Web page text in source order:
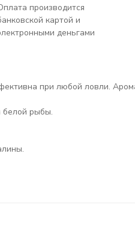
производится
картой и
деньгами
при любой ловли.
белой рыбы.